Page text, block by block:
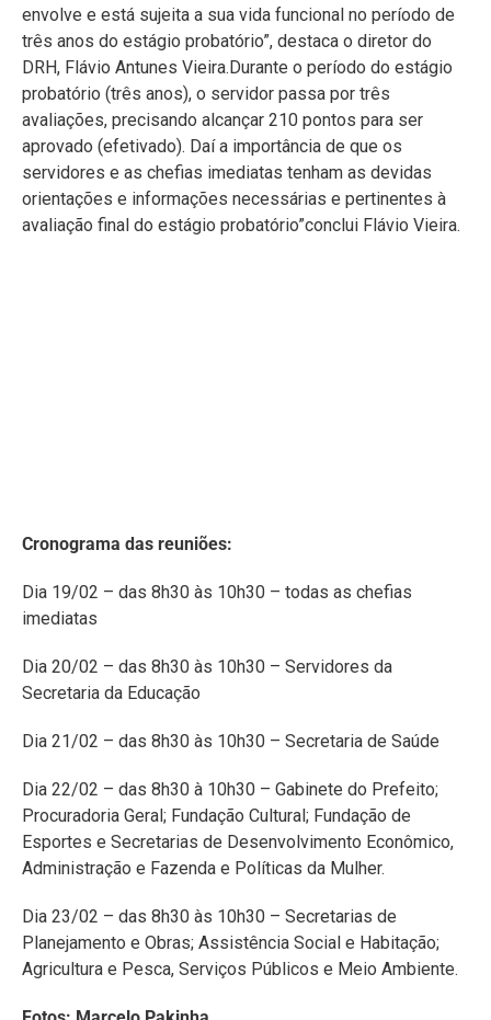
envolve e está sujeita a sua vida funcional no período de
três anos do estágio probatório”, destaca o diretor do
DRH, Flávio Antunes Vieira.Durante o período do estágio
probatório (três anos), o servidor passa por três
avaliações, precisando alcançar 210 pontos para ser
aprovado (efetivado). Daí a importância de que os
servidores e as chefias imediatas tenham as devidas
orientações e informações necessárias e pertinentes à
avaliação final do estágio probatório”conclui Flávio Vieira.
Procuradoria Geral; Fundação Cultural; Fundação de
Esportes e Secretarias de Desenvolvimento Econômico,
Dia 23/02 – das 8h30 às 10h30 – Secretarias de
Agricultura e Pesca, Serviços Públicos e Meio Ambiente.
Fotos: Marcelo Pakinha
Achou essa matéria interessante? Compartilhe!